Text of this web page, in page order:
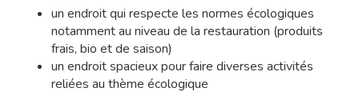
un endroit qui respecte les normes écologiques
notamment au niveau de la restauration (produits
frais, bio et de saison)
un endroit spacieux pour faire diverses activités
reliées au thème écologique